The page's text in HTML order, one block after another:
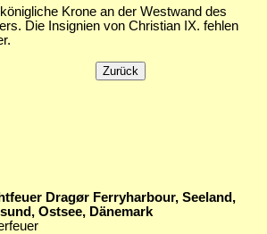
Krone an der Westwand des
Die Insignien von Christian IX. fehlen
Dragør Ferryharbour, Seeland,
Ostsee, Dänemark